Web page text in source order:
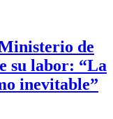
de
su labor: “La
inevitable”